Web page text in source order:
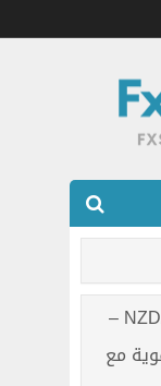
فرصة اليوم على زوج NZD/USD –
قوية مع